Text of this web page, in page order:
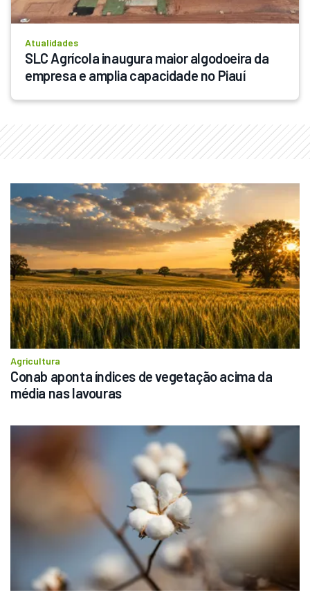
Atualidades
SLC Agrícola inaugura maior algodoeira da
empresa e amplia capacidade no Piauí
Agricultura
Conab aponta índices de vegetação acima da
média nas lavouras